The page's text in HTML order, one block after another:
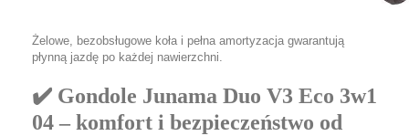
Żelowe, bezobsługowe koła i pełna amortyzacja gwarantują
płynną jazdę po każdej nawierzchni.
✔️ Gondole Junama Duo V3 Eco 3w1
04 – komfort i bezpieczeństwo od